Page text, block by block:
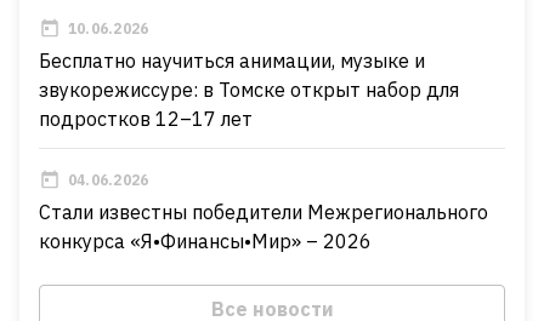
10.06.2026
Бесплатно научиться анимации, музыке и
звукорежиссуре: в Томске открыт набор для
подростков 12–17 лет
04.06.2026
Стали известны победители Межрегионального
конкурса «Я•Финансы•Мир» – 2026
Все новости